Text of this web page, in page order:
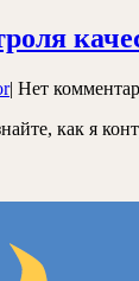
Redactor
| Нет
как я